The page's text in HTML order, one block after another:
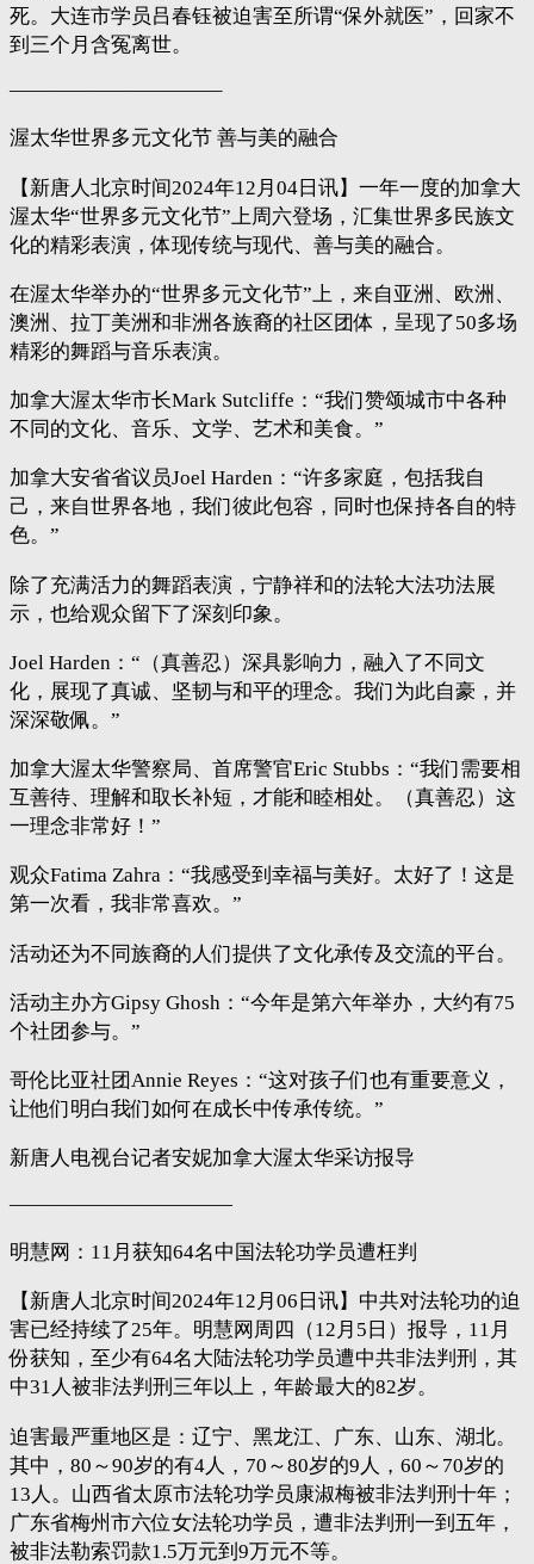
死。大连市学员吕春钰被迫害至所谓“保外就医”，回家不
到三个月含冤离世。
——————————–
渥太华世界多元文化节 善与美的融合
【新唐人北京时间2024年12月04日讯】一年一度的加拿大
渥太华“世界多元文化节”上周六登场，汇集世界多民族文
化的精彩表演，体现传统与现代、善与美的融合。
在渥太华举办的“世界多元文化节”上，来自亚洲、欧洲、
澳洲、拉丁美洲和非洲各族裔的社区团体，呈现了50多场
精彩的舞蹈与音乐表演。
加拿大渥太华市长Mark Sutcliffe：“我们赞颂城市中各种
不同的文化、音乐、文学、艺术和美食。”
加拿大安省省议员Joel Harden：“许多家庭，包括我自
己，来自世界各地，我们彼此包容，同时也保持各自的特
色。”
除了充满活力的舞蹈表演，宁静祥和的法轮大法功法展
示，也给观众留下了深刻印象。
Joel Harden：“（真善忍）深具影响力，融入了不同文
化，展现了真诚、坚韧与和平的理念。我们为此自豪，并
深深敬佩。”
加拿大渥太华警察局、首席警官Eric Stubbs：“我们需要相
互善待、理解和取长补短，才能和睦相处。（真善忍）这
一理念非常好！”
观众Fatima Zahra：“我感受到幸福与美好。太好了！这是
第一次看，我非常喜欢。”
活动还为不同族裔的人们提供了文化承传及交流的平台。
活动主办方Gipsy Ghosh：“今年是第六年举办，大约有75
个社团参与。”
哥伦比亚社团Annie Reyes：“这对孩子们也有重要意义，
让他们明白我们如何在成长中传承传统。”
新唐人电视台记者安妮加拿大渥太华采访报导
———————————
明慧网：11月获知64名中国法轮功学员遭枉判
【新唐人北京时间2024年12月06日讯】中共对法轮功的迫
害已经持续了25年。明慧网周四（12月5日）报导，11月
份获知，至少有64名大陆法轮功学员遭中共非法判刑，其
中31人被非法判刑三年以上，年龄最大的82岁。
迫害最严重地区是：辽宁、黑龙江、广东、山东、湖北。
其中，80～90岁的有4人，70～80岁的9人，60～70岁的
13人。山西省太原市法轮功学员康淑梅被非法判刑十年；
广东省梅州市六位女法轮功学员，遭非法判刑一到五年，
被非法勒索罚款1.5万元到9万元不等。